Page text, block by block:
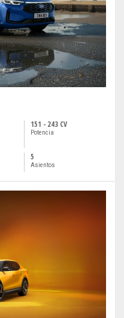
151 - 243 CV
Potencia
5
Asientos